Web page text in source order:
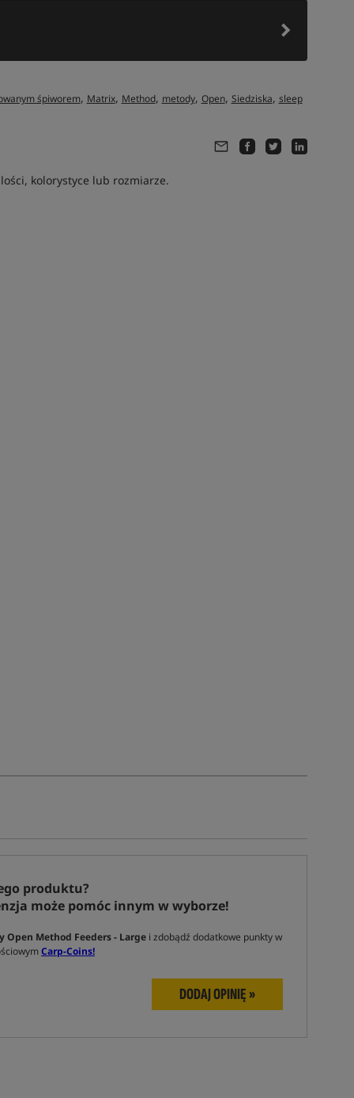
4 osoby
śpiworem, Matrix, Method, metody, Open, Siedziska, sleep
kolorystyce lub rozmiarze.
produktu?
może pomóc innym w wyborze!
Open Method Feeders - Large i zdobądź dodatkowe punkty w
Carp-Coins!
DODAJ OPINIĘ »